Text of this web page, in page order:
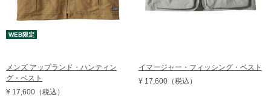
WEB限定
メンズ アップランド・ハンティン
グ・ベスト
¥ 17,600 （税込）
イマージャー・フィッシング・ベスト
¥ 17,600（税込）